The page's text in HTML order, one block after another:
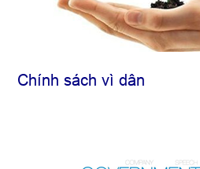
Chính sách vì dân